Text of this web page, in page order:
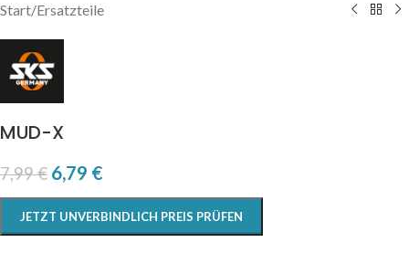
Start/Ersatzteile
MUD-X
7,99€ 6,79 €
JETZT UNVERBINDLICH PREIS PRÜFEN